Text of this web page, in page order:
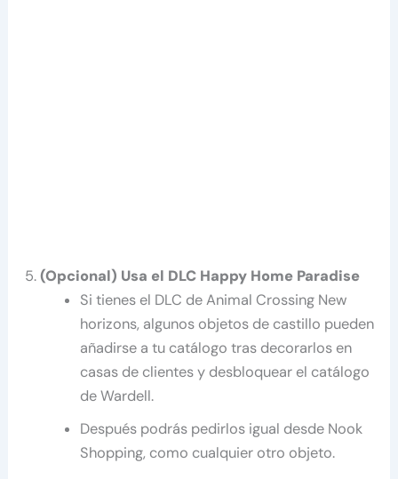
(Opcional) Usa el DLC Happy Home Paradise
Si tienes el DLC de Animal Crossing New
horizons, algunos objetos de castillo pueden
añadirse a tu catálogo tras decorarlos en
casas de clientes y desbloquear el catálogo
de Wardell.
Después podrás pedirlos igual desde Nook
Shopping, como cualquier otro objeto.